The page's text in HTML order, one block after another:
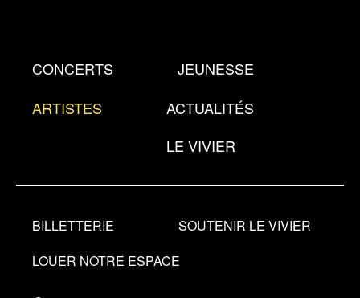
principalCONCERTS
JEUNESSE
ARTISTES
ACTUALITÉS
LE VIVIER
BILLETTERIE
SOUTENIR LE VIVIER
LOUER NOTRE ESPACE